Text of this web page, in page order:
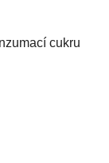
cukru